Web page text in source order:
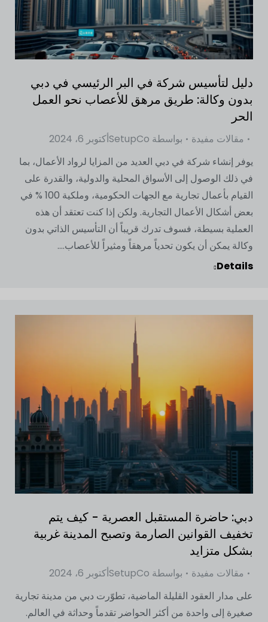
دليل لتأسيس شركة في البر الرئيسي في دبي
بدون وكالة: طريق مرهق للأعصاب نحو العمل
الحر
مقالات مفيدة بواسطة SetupCoأكتوبر 6، 2024
يوفر إنشاء شركة في دبي العديد من المزايا لرواد الأعمال، بما
في ذلك الوصول إلى الأسواق المحلية والدولية، والقدرة على
القيام بأعمال تجارية مع الجهات الحكومية، وملكية 100 % في
بعض أشكال الأعمال التجارية. ولكن إذا كنت تعتقد أن هذه
العملية بسيطة، فسوف تدرك قريباً أن التأسيس الذاتي بدون
وكالة يمكن أن يكون تحدياً مرهقاً ومثيراً للأعصاب....
Details
دبي: حاضرة المستقبل العصرية - كيف يتم
تخفيف القوانين الصارمة وتصبح المدينة غربية
بشكل متزايد
مقالات مفيدة بواسطة SetupCoأكتوبر 6، 2024
على مدار العقود القليلة الماضية، تطوّرت دبي من مدينة تجارية
صغيرة إلى واحدة من أكثر الحواضر تقدماً وحداثة في العالم.